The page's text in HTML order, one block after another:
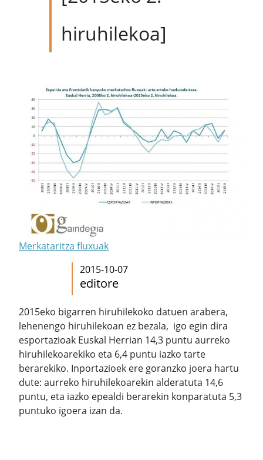
hiruhilekoa]
Merkataritza fluxuak
2015-10-07
editore
2015eko bigarren hiruhilekoko datuen arabera,
lehenengo hiruhilekoan ez bezala, igo egin dira
esportazioak Euskal Herrian 14,3 puntu aurreko
hiruhilekoarekiko eta 6,4 puntu iazko tarte
berarekiko. Inportazioek ere goranzko joera hartu
dute: aurreko hiruhilekoarekin alderatuta 14,6
puntu, eta iazko epealdi berarekin konparatuta 5,3
puntuko igoera izan da.